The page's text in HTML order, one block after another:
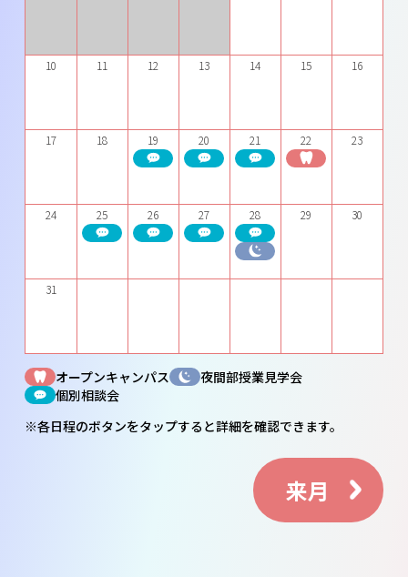
来月
10 11 12 13 14 15 16
17 18 19 20 21 22 23
24 25 26 27 28 29 30
31
オープンキャンパス
夜間部授業見学会
個別相談会
※各日程のボタンをタップすると詳細を確認できます。